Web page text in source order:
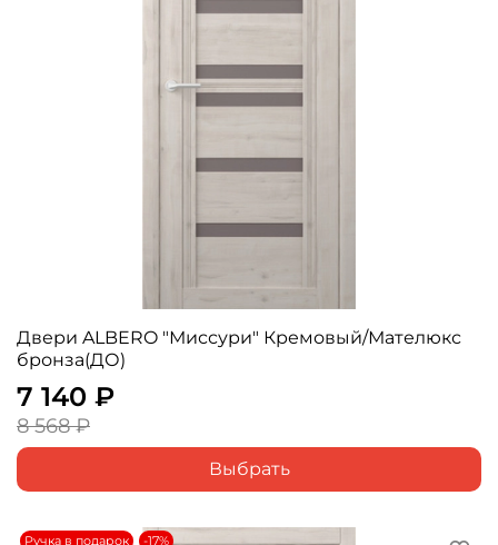
Двери ALBERO "Миссури" Кремовый/Мателюкс
бронза(ДО)
7 140 ₽
8 568 ₽
Выбрать
Ручка в подарок -17%